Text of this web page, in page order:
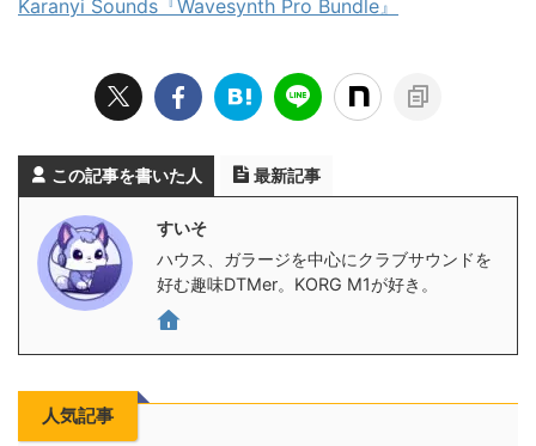
Karanyi Sounds『Wavesynth Pro Bundle』
この記事を書いた人 最新記事
すいそ
ハウス、ガラージを中心にクラブサウンドを
好む趣味DTMer。KORG M1が好き。
人気記事